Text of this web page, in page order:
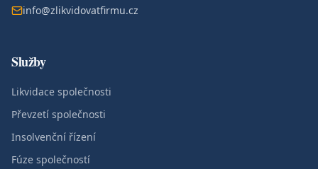
info@zlikvidovatfirmu.cz
Služby
Likvidace společnosti
Převzetí společnosti
Insolvenční řízení
Fúze společností